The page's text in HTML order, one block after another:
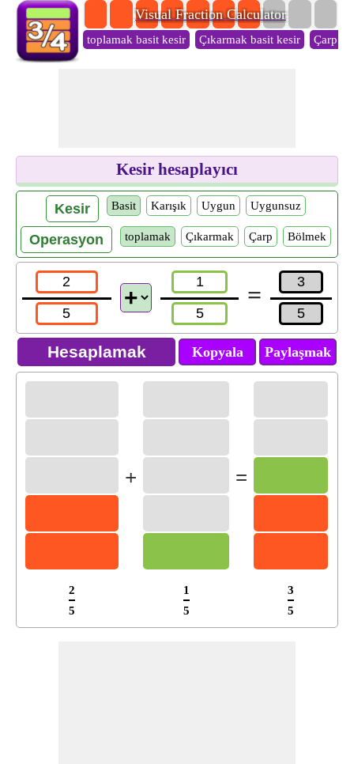
Visual Fraction Calculator
toplamak basit kesir Çıkarmak basit kesir Çarp
Kesir hesaplayıcı
Kesir Basit Karışık Uygun Uygunsuz
Operasyon toplamak Çıkarmak Çarp Bölmek
=
Kopyala Paylaşmak
2
5
+
1
5
=
3
5